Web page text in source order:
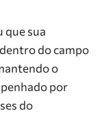
que sua
do campo
o
por
do